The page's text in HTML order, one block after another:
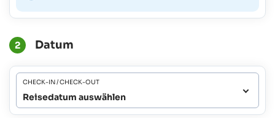
2 Datum
CHECK-IN / CHECK-OUT
Reisedatum auswählen